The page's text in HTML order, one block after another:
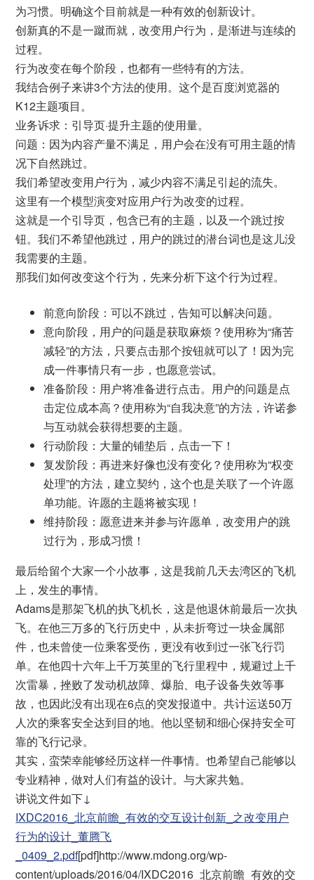
为习惯。明确这个目前就是一种有效的创新设计。
创新真的不是一蹴而就，改变用户行为，是渐进与连续的
过程。
行为改变在每个阶段，也都有一些特有的方法。
我结合例子来讲3个方法的使用。这个是百度浏览器的
K12主题项目。
业务诉求：引导页·提升主题的使用量。
问题：因为内容产量不满足，用户会在没有可用主题的情
况下自然跳过。
我们希望改变用户行为，减少内容不满足引起的流失。
这里有一个模型演变对应用户行为改变的过程。
这就是一个引导页，包含已有的主题，以及一个跳过按
钮。我们不希望他跳过，用户的跳过的潜台词也是这儿没
我需要的主题。
那我们如何改变这个行为，先来分析下这个行为过程。
前意向阶段：可以不跳过，告知可以解决问题。
意向阶段，用户的问题是获取麻烦？使用称为“痛苦
减轻”的方法，只要点击那个按钮就可以了！因为完
成一件事情只有一步，也愿意尝试。
准备阶段：用户将准备进行点击。用户的问题是点
击定位成本高？使用称为“自我决意”的方法，许诺参
与互动就会获得想要的主题。
行动阶段：大量的铺垫后，点击一下！
复发阶段：再进来好像也没有变化？使用称为“权变
处理”的方法，建立契约，这个也是关联了一个许愿
单功能。许愿的主题将被实现！
维持阶段：愿意进来并参与许愿单，改变用户的跳
过行为，形成习惯！
最后给留个大家一个小故事，这是我前几天去湾区的飞机
上，发生的事情。
Adams是那架飞机的执飞机长，这是他退休前最后一次执
飞。在他三万多的飞行历史中，从未折弯过一块金属部
件，也未曾使一位乘客受伤，更没有收到过一张飞行罚
单。在他四十六年上千万英里的飞行里程中，规避过上千
次雷暴，挫败了发动机故障、爆胎、电子设备失效等事
故，也因此没有出现在6点的突发报道中。共计运送50万
人次的乘客安全达到目的地。他以坚韧和细心保持安全可
靠的飞行记录。
其实，蛮荣幸能够经历这样一件事情。也希望自己能够以
专业精神，做对人们有益的设计。与大家共勉。
讲说文件如下↓
IXDC2016_北京前瞻_有效的交互设计创新_之改变用户
行为的设计_董腾飞
_0409_2.pdf[pdf]http://www.mdong.org/wp-
content/uploads/2016/04/IXDC2016_北京前瞻_有效的交